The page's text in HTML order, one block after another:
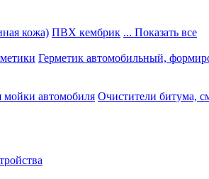
кожа) ПВХ кембрик ... Показать все
Герметик автомобильный,
мойки автомобиля Очистители битума,